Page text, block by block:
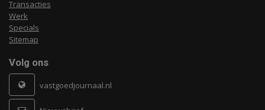
Transacties
Werk
Specials
Sitemap
Volg ons
vastgoedjournaal.nl